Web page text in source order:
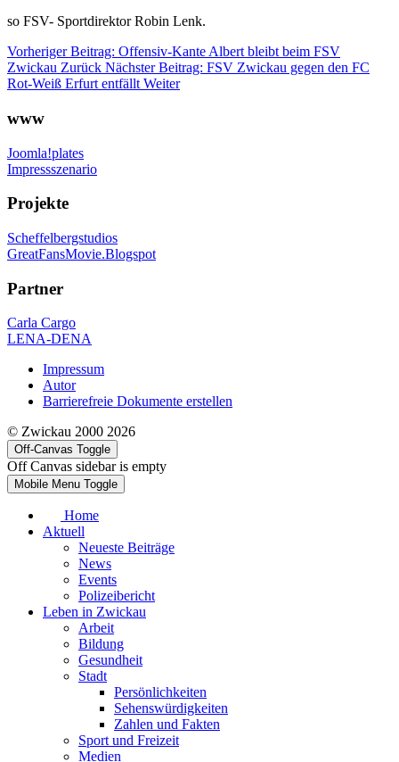
so FSV- Sportdirektor Robin Lenk.
Vorheriger Beitrag: Offensiv-Kante Albert bleibt beim FSV
Zwickau Zurück Nächster Beitrag: FSV Zwickau gegen den FC
Rot-Weiß Erfurt entfällt Weiter
www
Joomla!plates
Impressszenario
Projekte
Scheffelbergstudios
GreatFansMovie.Blogspot
Partner
Carla Cargo
LENA-DENA
Impressum
Autor
Barrierefreie Dokumente erstellen
© Zwickau 2000 2026
Off-Canvas Toggle
Off Canvas sidebar is empty
Mobile Menu Toggle
Home
Aktuell
Neueste Beiträge
News
Events
Polizeibericht
Leben in Zwickau
Arbeit
Bildung
Gesundheit
Stadt
Persönlichkeiten
Sehenswürdigkeiten
Zahlen und Fakten
Sport und Freizeit
Medien